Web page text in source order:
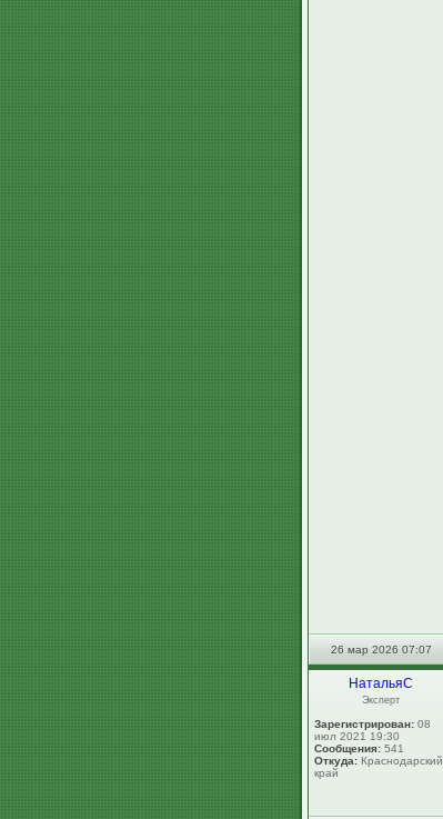
26 мар 2026 07:07
НатальяС
Эксперт
Зарегистрирован: 08
июл 2021 19:30
Сообщения: 541
Откуда: Краснодарский
край